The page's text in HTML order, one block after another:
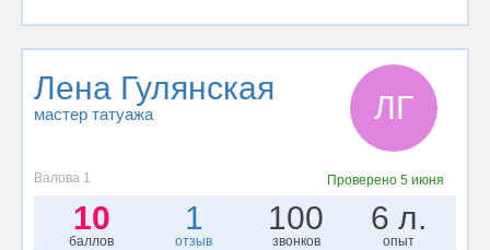
Лена Гулянская
мастер татуажа ЛГ
Валова 1 Проверено5 июня
10
баллов
1
отзыв
100
звонков
6 л.
опыт